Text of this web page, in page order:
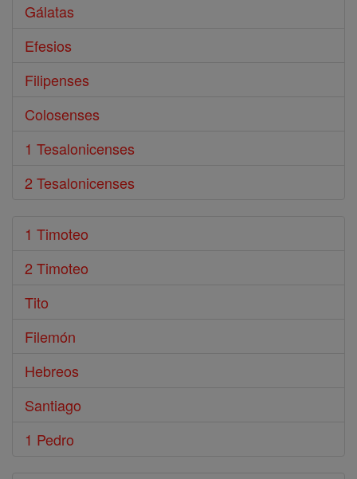
Gálatas
Efesios
Filipenses
Colosenses
1 Tesalonicenses
2 Tesalonicenses
1 Timoteo
2 Timoteo
Tito
Filemón
Hebreos
Santiago
1 Pedro